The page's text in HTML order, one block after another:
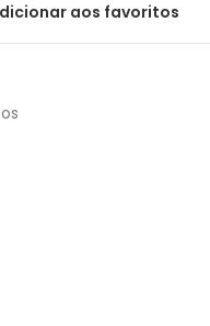
aos favoritos